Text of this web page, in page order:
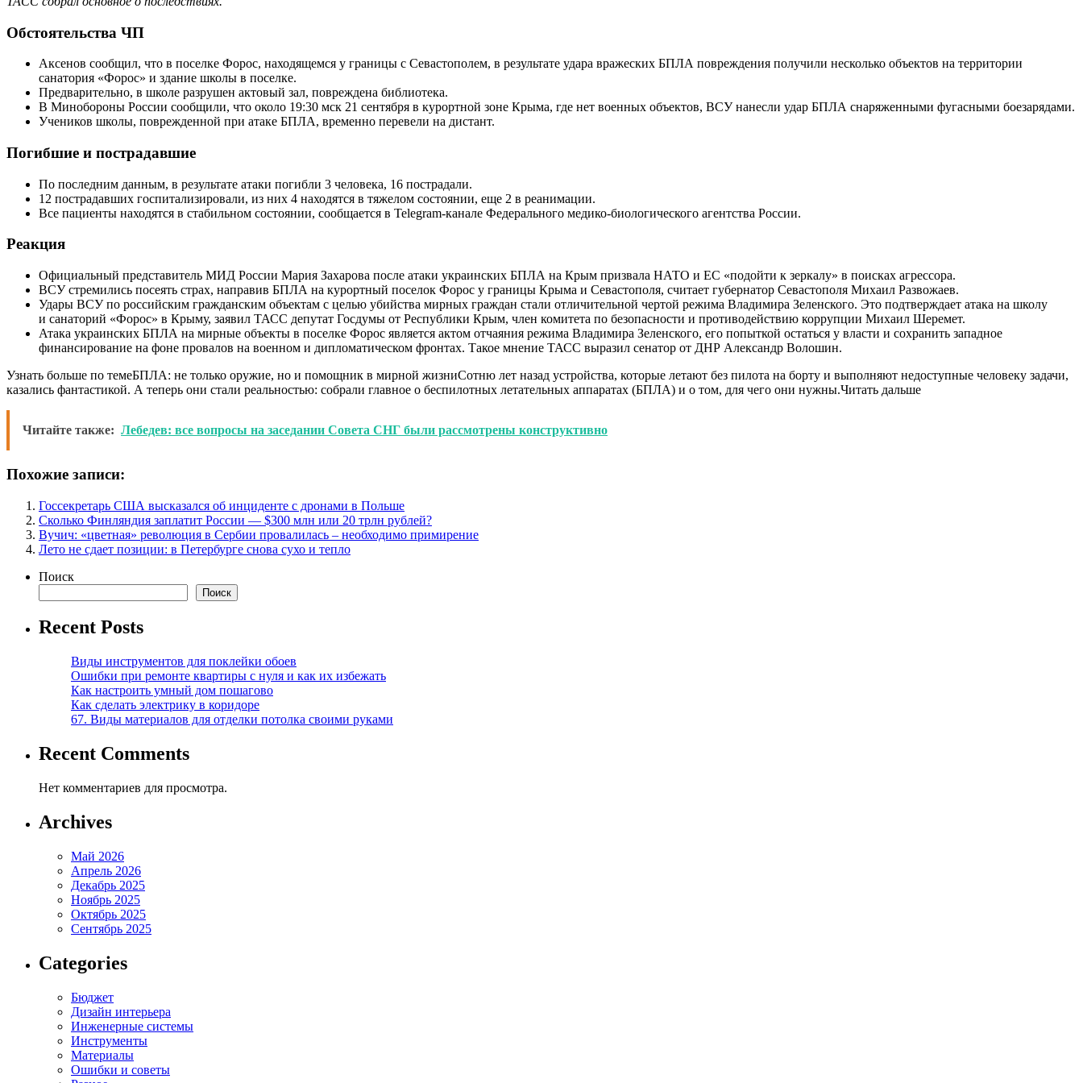
Обстоятельства ЧП
Аксенов сообщил, что в поселке Форос, находящемся у границы с Севастополем, в результате удара вражеских БПЛА повреждения получили несколько объектов на территории
санатория «Форос» и здание школы в поселке.
Предварительно, в школе разрушен актовый зал, повреждена библиотека.
В Минобороны России сообщили, что около 19:30 мск 21 сентября в курортной зоне Крыма, где нет военных объектов, ВСУ нанесли удар БПЛА снаряженными фугасными боезарядами.
Учеников школы, поврежденной при атаке БПЛА, временно перевели на дистант.
Погибшие и пострадавшие
По последним данным, в результате атаки погибли 3 человека, 16 пострадали.
12 пострадавших госпитализировали, из них 4 находятся в тяжелом состоянии, еще 2 в реанимации.
Все пациенты находятся в стабильном состоянии, сообщается в Telegram-канале Федерального медико-биологического агентства России.
Реакция
Официальный представитель МИД России Мария Захарова после атаки украинских БПЛА на Крым призвала НАТО и ЕС «подойти к зеркалу» в поисках агрессора.
ВСУ стремились посеять страх, направив БПЛА на курортный поселок Форос у границы Крыма и Севастополя, считает губернатор Севастополя Михаил Развожаев.
Удары ВСУ по российским гражданским объектам с целью убийства мирных граждан стали отличительной чертой режима Владимира Зеленского. Это подтверждает атака на школу
и санаторий «Форос» в Крыму, заявил ТАСС депутат Госдумы от Республики Крым, член комитета по безопасности и противодействию коррупции Михаил Шеремет.
Атака украинских БПЛА на мирные объекты в поселке Форос является актом отчаяния режима Владимира Зеленского, его попыткой остаться у власти и сохранить западное
финансирование на фоне провалов на военном и дипломатическом фронтах. Такое мнение ТАСС выразил сенатор от ДНР Александр Волошин.
Узнать больше по темеБПЛА: не только оружие, но и помощник в мирной жизниСотню лет назад устройства, которые летают без пилота на борту и выполняют недоступные человеку задачи,
казались фантастикой. А теперь они стали реальностью: собрали главное о беспилотных летательных аппаратах (БПЛА) и о том, для чего они нужны.Читать дальше
Читайте также: Лебедев: все вопросы на заседании Совета СНГ были рассмотрены конструктивно
Похожие записи:
Госсекретарь США высказался об инциденте с дронами в Польше
Сколько Финляндия заплатит России — $300 млн или 20 трлн рублей?
Вучич: «цветная» революция в Сербии провалилась – необходимо примирение
Лето не сдает позиции: в Петербурге снова сухо и тепло
Поиск
Поиск
Recent Posts
Виды инструментов для поклейки обоев
Ошибки при ремонте квартиры с нуля и как их избежать
Как настроить умный дом пошагово
Как сделать электрику в коридоре
67. Виды материалов для отделки потолка своими руками
Recent Comments
Нет комментариев для просмотра.
Archives
Май 2026
Апрель 2026
Декабрь 2025
Ноябрь 2025
Октябрь 2025
Сентябрь 2025
Categories
Бюджет
Дизайн интерьера
Инженерные системы
Инструменты
Материалы
Ошибки и советы